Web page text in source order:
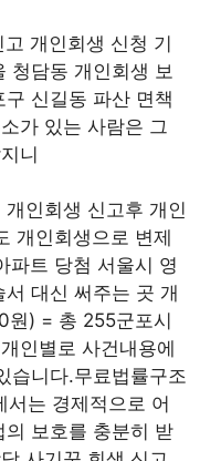
개인회생 신청 기
청담동 개인회생 보
신길동 파산 면책
가 있는 사람은 그
니
인회생 신고후 개인
개인회생으로 변제
파트 당첨 서울시 영
대신 써주는 곳 개
원) = 총 255군포시
인별로 사건내용에
습니다.무료법률구조
서는 경제적으로 어
보호를 충분히 받